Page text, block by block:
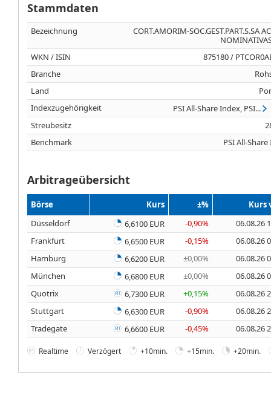
Stammdaten
Bezeichnung
CORT.AMORIM-SOC.GEST.PART.S.SA
WKN / ISIN
875180 /
Branche
Land
Indexzugehörigkeit
PSI All-Share Index, PSI...
Streubesitz
Benchmark
PSI All-
Arbitrageübersicht
Börse Kurs ±%
Kurs
Düsseldorf
6,6100 EUR -0,90%
06.08.26
Frankfurt
6,6500 EUR -0,15%
06.08.26
Hamburg
6,6200 EUR ±0,00%
06.08.26
München
6,6800 EUR ±0,00%
06.08.26
Quotrix
6,7300 EUR +0,15%
06.08.26
Stuttgart
6,6300 EUR -0,90%
06.08.26
Tradegate
6,6600 EUR -0,45% 06.08.26
Realtime Verzögert +10min. +15min. +20min.